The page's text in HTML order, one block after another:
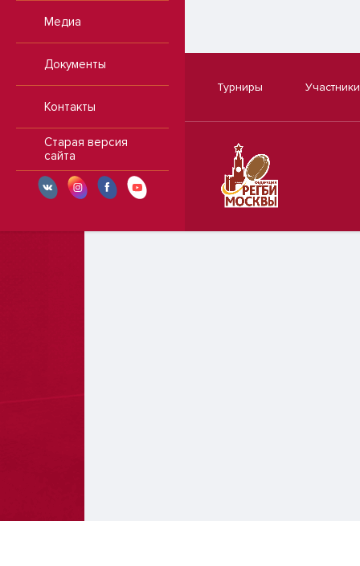
Медиа
Документы
Контакты
Старая версия
сайта
Турниры Участники